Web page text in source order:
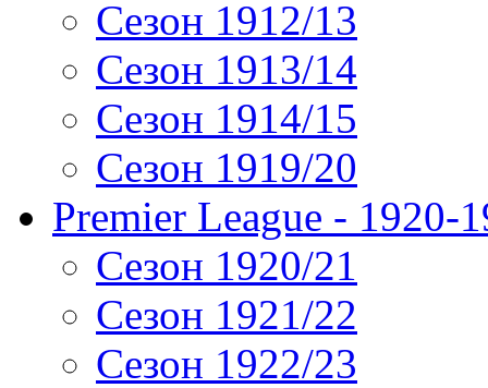
Сезон 1912/13
Сезон 1913/14
Сезон 1914/15
Сезон 1919/20
Premier League - 1920-
Сезон 1920/21
Сезон 1921/22
Сезон 1922/23